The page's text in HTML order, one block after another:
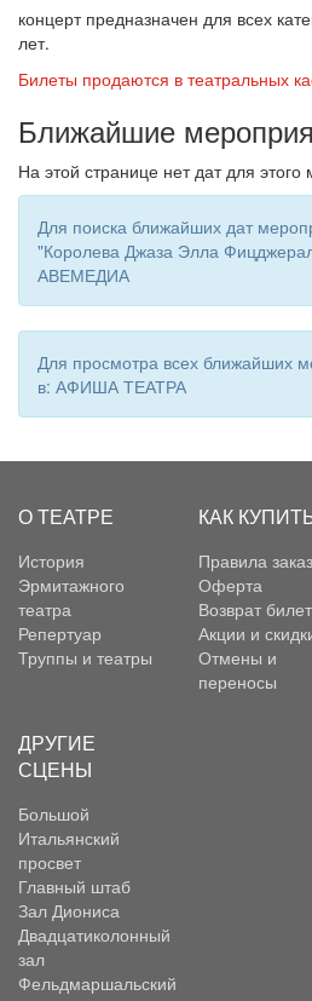
концерт предназначен для всех
лет.
Билеты продаются в театральных
Ближайшие
На этой странице нет дат для этого
Для поиска ближайших дат
"Королева Джаза Элла
АВЕМЕДИА
Для просмотра всех ближайших
в: АФИША ТЕАТРА
О ТЕАТРЕ
История
Эрмитажного
театра
Репертуар
Труппы и театры
КАК
Правила
Оферта
Возврат
Акции и
Отмены и
переносы
ДРУГИЕ
СЦЕНЫ
Большой
Итальянский
просвет
Главный штаб
Зал Диониса
Двадцатиколонный
зал
Фельдмаршальский